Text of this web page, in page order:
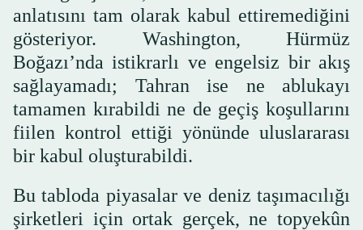
anlatısını tam olarak kabul ettiremediğini
gösteriyor. Washington, Hürmüz
Boğazı’nda istikrarlı ve engelsiz bir akış
sağlayamadı; Tahran ise ne ablukayı
tamamen kırabildi ne de geçiş koşullarını
fiilen kontrol ettiği yönünde uluslararası
bir kabul oluşturabildi.
Bu tabloda piyasalar ve deniz taşımacılığı
şirketleri için ortak gerçek, ne topyekûn